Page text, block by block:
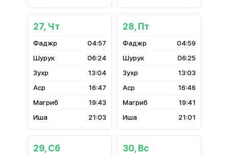
27, Чт
04:57
06:24
13:04
16:47
19:43
21:03
28, Пт
04:59
06:25
13:03
16:46
19:41
21:01
29, Сб 30, Вс